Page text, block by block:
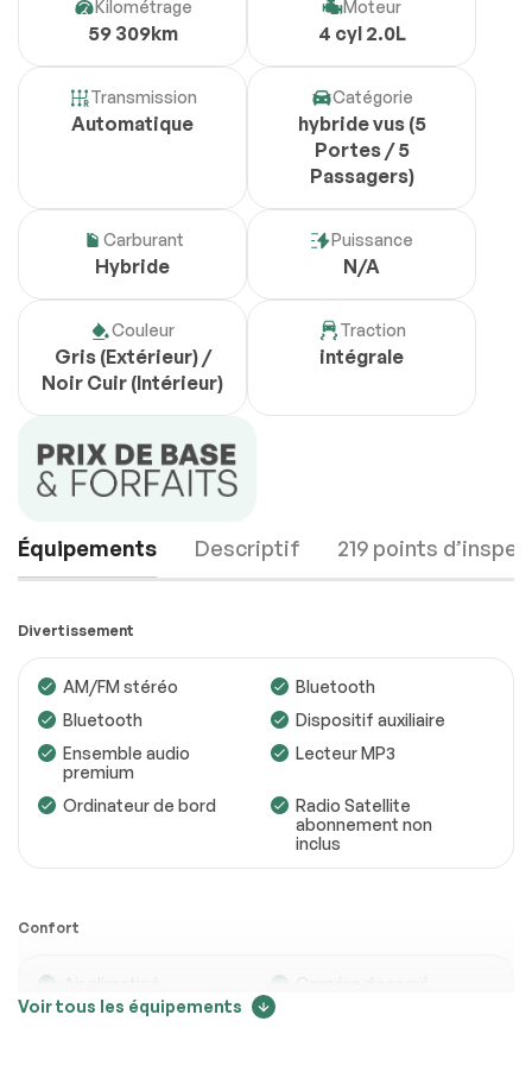
Kilométrage
59 309km
Moteur
4 cyl 2.0L
Transmission
Automatique
Catégorie
hybride vus (5
Portes / 5
Passagers)
Carburant
Hybride
Puissance
N/A
Couleur
Gris (Extérieur) /
Noir Cuir (Intérieur)
Traction
intégrale
Équipements Descriptif 219 points
Transmission
Conforme
Accessoires Conforme
Éclairage
Freins
Divertissement
AM/FM stéréo
Bluetooth
Bluetooth
Dispositif auxiliaire
Ensemble audio
premium
Lecteur MP3
Ordinateur de bord
Radio Satellite
abonnement non
inclus
Confort
Climatisation
Voir tous les équipements